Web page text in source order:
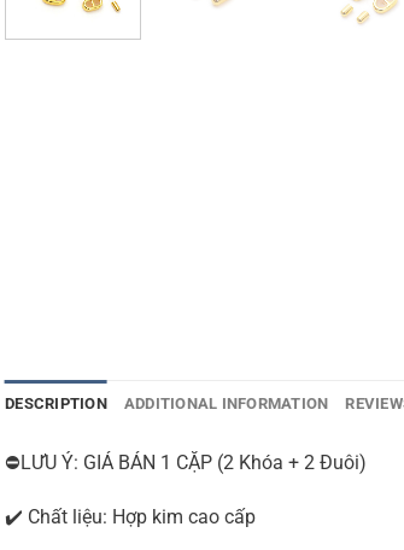
DESCRIPTION ADDITIONAL INFORMATION
⛔LƯU Ý: GIÁ BÁN 1 CẶP (2 Khóa + 2 Đuôi)
✔️ Chất liệu: Hợp kim cao cấp